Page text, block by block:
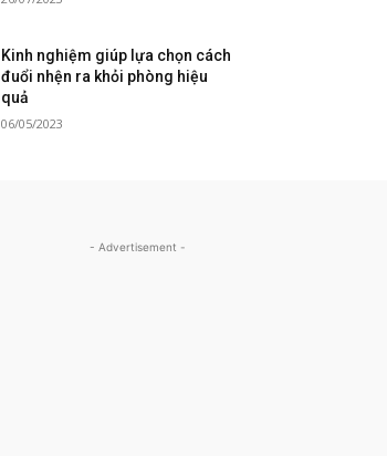
Kinh nghiệm giúp lựa chọn cách
đuổi nhện ra khỏi phòng hiệu
quả
06/05/2023
- Advertisement -